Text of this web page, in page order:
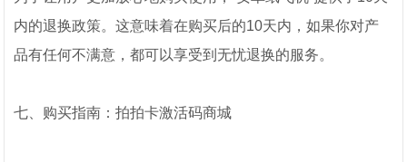
内的退换政策。这意味着在购买后的10天内，如果你对产
品有任何不满意，都可以享受到无忧退换的服务。
七、购买指南：拍拍卡激活码商城